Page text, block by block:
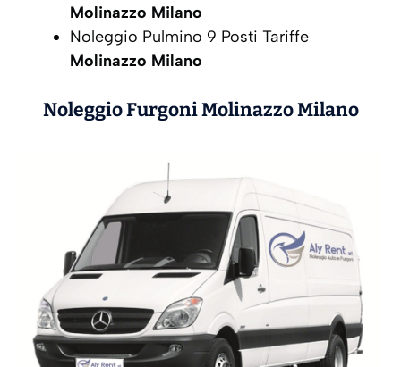
Molinazzo Milano
Noleggio Pulmino 9 Posti Tariffe
Molinazzo Milano
Noleggio FurgoniMolinazzo Milano